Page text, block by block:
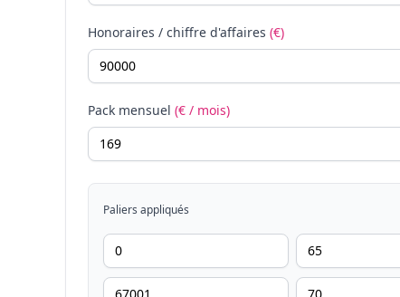
Honoraires / chiffre d'affaires (€)
Pack mensuel (€ / mois)
Paliers appliqués